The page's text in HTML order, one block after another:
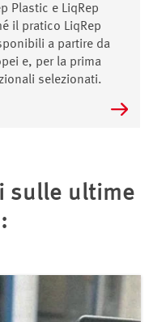
Plastic e LiqRep
il pratico LiqRep
a partire da
e, per la prima
selezionati.
sulle ultime